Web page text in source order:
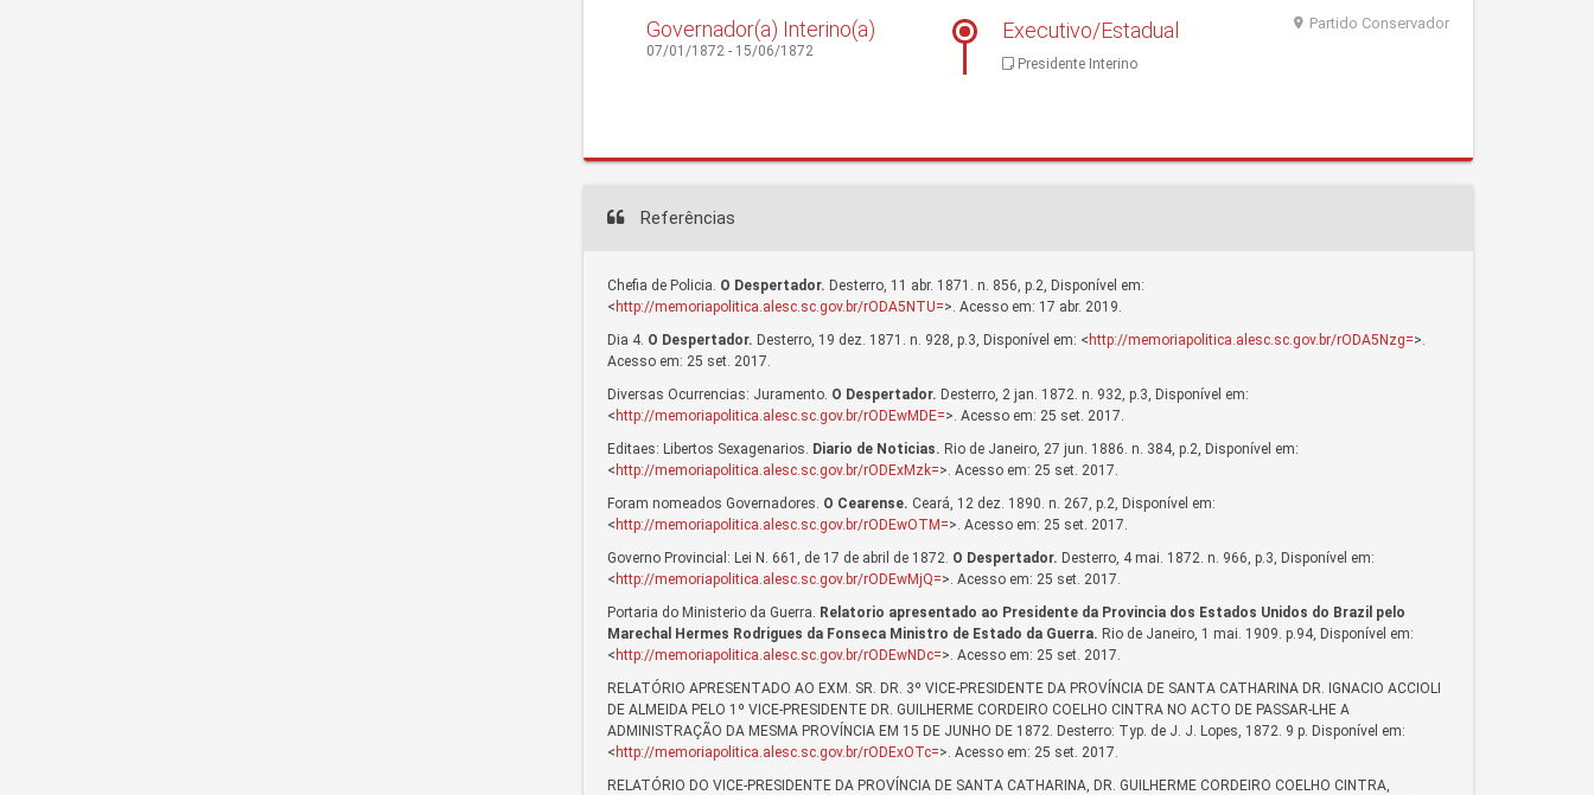
Executivo/Estadual
Governador(a) Interino(a)
07/01/1872 - 15/06/1872
Partido Conservador
Presidente Interino
Referências
Chefia de Policia. O Despertador. Desterro, 11 abr. 1871. n. 856, p.2, Disponível em:
< http://memoriapolitica.alesc.sc.gov.br/rODA5NTU=>. Acesso em: 17 abr. 2019.
Dia 4. O Despertador. Desterro, 19 dez. 1871. n. 928, p.3, Disponível em: < http://memoriapolitica.alesc.sc.gov.br/rODA5Nzg=>.
Acesso em: 25 set. 2017.
Diversas Ocurrencias: Juramento. O Despertador. Desterro, 2 jan. 1872. n. 932, p.3, Disponível em:
< http://memoriapolitica.alesc.sc.gov.br/rODEwMDE=>. Acesso em: 25 set. 2017.
Editaes: Libertos Sexagenarios. Diario de Noticias. Rio de Janeiro, 27 jun. 1886. n. 384, p.2, Disponível em:
< http://memoriapolitica.alesc.sc.gov.br/rODExMzk=>. Acesso em: 25 set. 2017.
Foram nomeados Governadores. O Cearense. Ceará, 12 dez. 1890. n. 267, p.2, Disponível em:
< http://memoriapolitica.alesc.sc.gov.br/rODEwOTM=>. Acesso em: 25 set. 2017.
Governo Provincial: Lei N. 661, de 17 de abril de 1872. O Despertador. Desterro, 4 mai. 1872. n. 966, p.3, Disponível em:
< http://memoriapolitica.alesc.sc.gov.br/rODEwMjQ=>. Acesso em: 25 set. 2017.
Portaria do Ministerio da Guerra. Relatorio apresentado ao Presidente da Provincia dos Estados Unidos do Brazil pelo
Marechal Hermes Rodrigues da Fonseca Ministro de Estado da Guerra. Rio de Janeiro, 1 mai. 1909. p.94, Disponível em:
< http://memoriapolitica.alesc.sc.gov.br/rODEwNDc=>. Acesso em: 25 set. 2017.
RELATÓRIO APRESENTADO AO EXM. SR. DR. 3º VICE-PRESIDENTE DA PROVÍNCIA DE SANTA CATHARINA DR. IGNACIO ACCIOLI
DE ALMEIDA PELO 1º VICE-PRESIDENTE DR. GUILHERME CORDEIRO COELHO CINTRA NO ACTO DE PASSAR-LHE A
ADMINISTRAÇÃO DA MESMA PROVÍNCIA EM 15 DE JUNHO DE 1872. Desterro: Typ. de J. J. Lopes, 1872. 9 p. Disponível em:
< http://memoriapolitica.alesc.sc.gov.br/rODExOTc=>. Acesso em: 25 set. 2017.
RELATÓRIO DO VICE-PRESIDENTE DA PROVÍNCIA DE SANTA CATHARINA, DR. GUILHERME CORDEIRO COELHO CINTRA,